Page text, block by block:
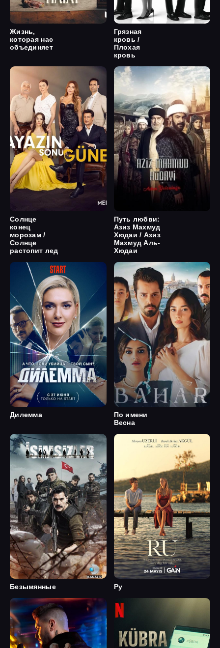
Жизнь,
которая нас
объединяет
Грязная
кровь /
Плохая
кровь
Солнце
конец
морозам /
Солнце
растопит лед
Путь любви:
Азиз Махмуд
Хюдаи / Азиз
Махмуд Аль-
Хюдаи
Дилемма
По имени
Весна
Безымянные Ру